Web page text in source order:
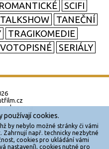
ROMANTICKÉ
SCIFI
TALKSHOW
TANEČNÍ
TRAGIKOMEDIE
SERIÁLY
vyhrazena.
používají cookies.
by nebylo možné stránky či vámi
Zahrnují např. technicky nezbytné
cookies pro ukládání vámi
nastavení), cookies nutné pro